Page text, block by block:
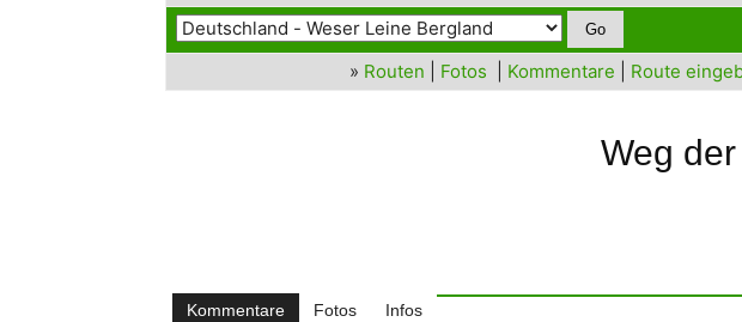
» Routen Fotos Kommentare Route
Weg
Kommentare Fotos Infos